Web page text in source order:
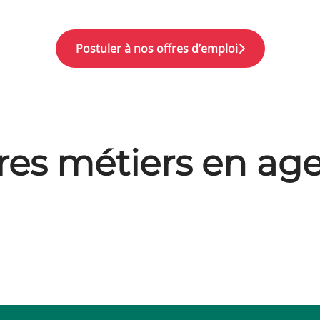
Postuler à nos offres d’emploi
métiers en